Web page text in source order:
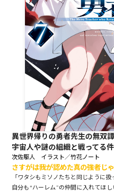
オーバーラッ
ロサージュ
コミッ
コミック
異世界帰りの勇者先生の無双
宇宙人や謎の組織と戦ってる
次佐駆人 イラスト／竹花ノート
さすがは我が認めた真の強者じゃ
「ワタシもミソノたちと同じように扱
自分も“ハーレム”の仲間に入れてほ